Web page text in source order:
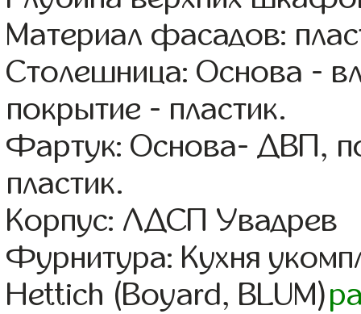
Материал фасадов:
Столешница: Основа -
покрытие - пластик.
Фартук: Основа- ДВП,
пластик.
Корпус: ЛДСП Увадрев
Фурнитура: Кухня
Hettich (Boyard, BLUM)